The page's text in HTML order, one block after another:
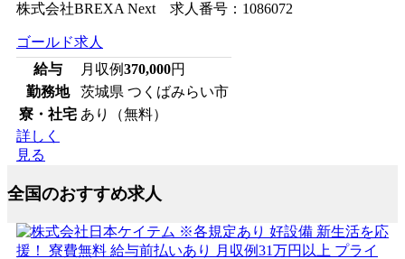
株式会社BREXA Next 求人番号：1086072
ゴールド求人
給与
月収例370,000円
勤務地
茨城県 つくばみらい市
寮・社宅 あり（無料）
詳しく
見る
全国のおすすめ求人